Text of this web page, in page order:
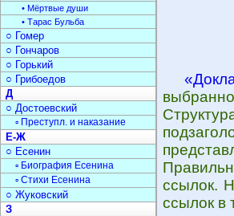
ссылок.
ссылок в
• Мёртвые души
• Тарас Бульба
○ Гомер
○ Гончаров
○ Горький
○ Грибоедов
Д
○ Достоевский
▫ Преступл. и наказание
Е-Ж
○ Есенин
▫ Биография Есенина
▫ Стихи Есенина
○ Жуковский
З